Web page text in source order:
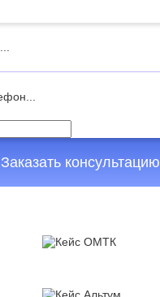
Заказать консультацию